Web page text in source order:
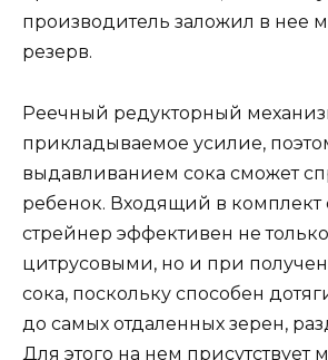
производитель заложил в нее
резерв.
Реечный редукторный
прикладываемое усилие,
выдавливанием сока сможет
ребенок. Входящий в комплект
стрейнер эффективен не
цитрусовыми, но и при
сока, поскольку способен
до самых отдаленных зерен,
Для этого на нем присутствует